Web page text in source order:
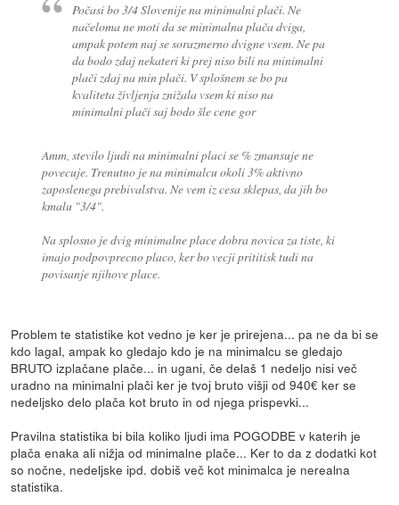
Počasi bo 3/4 Slovenije na minimalni plači. Ne
načeloma ne moti da se minimalna plača dviga,
ampak potem naj se sorazmerno dvigne vsem. Ne pa
da bodo zdaj nekateri ki prej niso bili na minimalni
plači zdaj na min plači. V splošnem se bo pa
kvaliteta življenja znižala vsem ki niso na
minimalni plači saj bodo šle cene gor
Amm, stevilo ljudi na minimalni placi se % zmansuje ne
povecuje. Trenutno je na minimalcu okoli 3% aktivno
zaposlenega prebivalstva. Ne vem iz cesa sklepas, da jih bo
kmalu "3/4".
Na splosno je dvig minimalne place dobra novica za tiste, ki
imajo podpovprecno placo, ker bo vecji prititisk tudi na
povisanje njihove place.
Problem te statistike kot vedno je ker je prirejena... pa ne da bi se
kdo lagal, ampak ko gledajo kdo je na minimalcu se gledajo
BRUTO izplačane plače... in ugani, če delaš 1 nedeljo nisi več
uradno na minimalni plači ker je tvoj bruto višji od 940€ ker se
nedeljsko delo plača kot bruto in od njega prispevki...
Pravilna statistika bi bila koliko ljudi ima POGODBE v katerih je
plača enaka ali nižja od minimalne plače... Ker to da z dodatki kot
so nočne, nedeljske ipd. dobiš več kot minimalca je nerealna
statistika.